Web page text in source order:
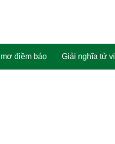
điềm báo Giải nghĩa tử vi